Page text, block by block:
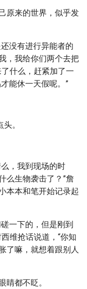
原来的世界，似乎发
没有进行异能者的
，我给你们两个去把
什么，赶紧加了一
能休一天假呢。”
。
，我到现场的时
么生物袭击了？”詹
本本和笔开始记录起
一下的，但是刚到
维抢话说道，“你知
了嘛，就想着跟别人
睛都不眨。